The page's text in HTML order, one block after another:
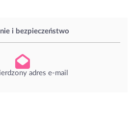
i bezpieczeństwo
adres e-mail